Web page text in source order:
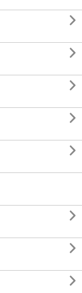







